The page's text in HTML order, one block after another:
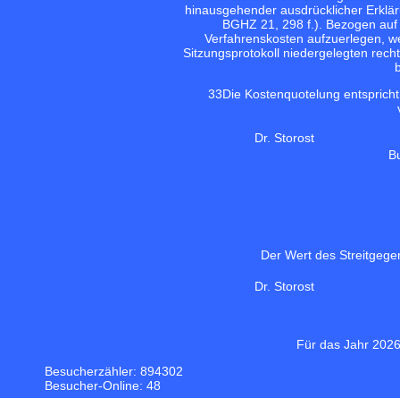
hinausgehender ausdrücklicher
BGHZ 21, 298 f.). Bezogen
Verfahrenskosten aufzuerlegen,
Sitzungsprotokoll niedergelegten
33Die Kostenquotelung
Dr. Storost
Der Wert des
Dr. Storost
Für das Jahr
Besucherzähler: 894302
Besucher-Online: 48